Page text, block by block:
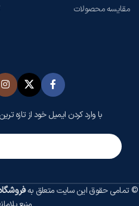
مقایسه محصولات
با وارد کردن ایمیل خود از تازه
© تمامی حقوق این سایت متعلق به